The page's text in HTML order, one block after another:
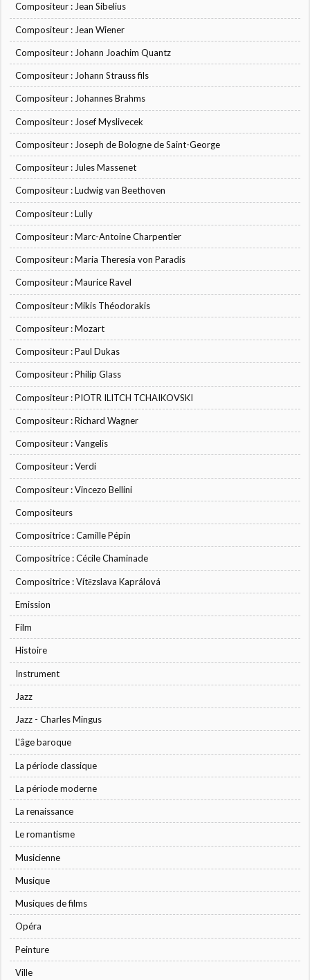
Compositeur : Jean Sibelius
Compositeur : Jean Wiener
Compositeur : Johann Joachim Quantz
Compositeur : Johann Strauss fils
Compositeur : Johannes Brahms
Compositeur : Josef Myslivecek
Compositeur : Joseph de Bologne de Saint-George
Compositeur : Jules Massenet
Compositeur : Ludwig van Beethoven
Compositeur : Lully
Compositeur : Marc-Antoine Charpentier
Compositeur : Maria Theresia von Paradis
Compositeur : Maurice Ravel
Compositeur : Mikis Théodorakis
Compositeur : Mozart
Compositeur : Paul Dukas
Compositeur : Philip Glass
Compositeur : PIOTR ILITCH TCHAIKOVSKI
Compositeur : Richard Wagner
Compositeur : Vangelis
Compositeur : Verdi
Compositeur : Vincezo Bellini
Compositeurs
Compositrice : Camille Pépin
Compositrice : Cécile Chaminade
Compositrice : Vítězslava Kaprálová
Emission
Film
Histoire
Instrument
Jazz
Jazz - Charles Mingus
L'âge baroque
La période classique
La période moderne
La renaissance
Le romantisme
Musicienne
Musique
Musiques de films
Opéra
Peinture
Ville